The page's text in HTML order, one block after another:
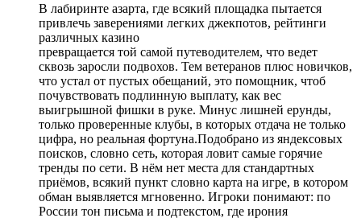
В лабиринте азарта, где всякий площадка пытается
привлечь заверениями легких джекпотов, рейтинги
различных казино
превращается той самой путеводителем, что ведет
сквозь заросли подвохов. Тем ветеранов плюс новичков,
что устал от пустых обещаний, это помощник, чтоб
почувствовать подлинную выплату, как вес
выигрышной фишки в руке. Минус лишней ерунды,
только проверенные клубы, в которых отдача не только
цифра, но реальная фортуна.Подобрано из яндексовых
поисков, словно сеть, которая ловит самые горячие
тренды по сети. В нём нет места для стандартных
приёмов, всякий пункт словно карта на игре, в котором
обман выявляется мгновенно. Игроки понимают: по
России тон письма и подтекстом, где ирония